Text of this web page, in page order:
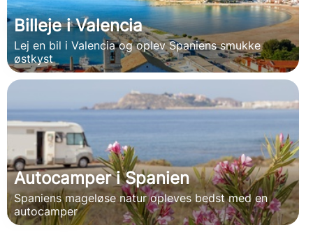
Billeje i Valencia
Lej en bil i Valencia og oplev Spaniens smukke
østkyst
Autocamper i Spanien
Spaniens mageløse natur opleves bedst med en
autocamper